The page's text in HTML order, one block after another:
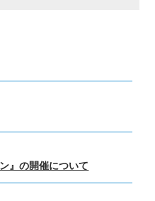
』の開催について